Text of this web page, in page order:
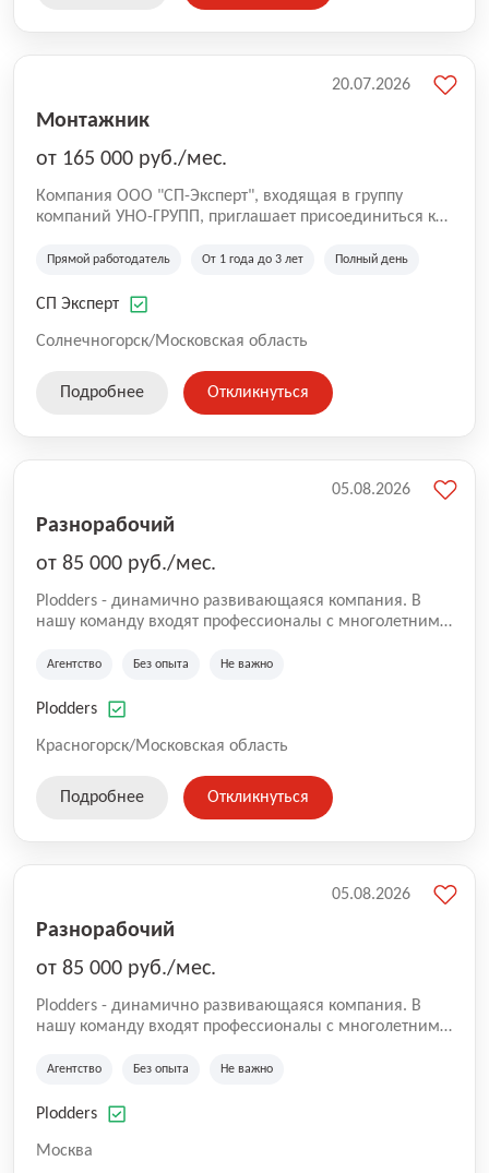
Монтажник
от 165 000 руб./мес.
Компания ООО "СП-Эксперт", входящая в группу
компаний УНО-ГРУПП, приглашает присоединиться к
работаем на рынке с 2005 года и оказываем комплекс
зданий из гибридных модульных блоков свободной
гибридно-модульного строительства.
Прямой работодатель От 1 года до 3 лет Полный день
СП Эксперт
Солнечногорск/Московская область
20.07.2026
Подробнее Откликнуться
Разнорабочий
от 85 000 руб./мес.
Plodders - динамично развивающаяся компания. В
нашу команду входят профессионалы с многолетним
на рынке аутсорсинга, а накопленный опыт позволяют
оказываемых услуг.
Агентство Без опыта Не важно
Plodders
Красногорск/Московская область
05.08.2026
Подробнее Откликнуться
Разнорабочий
от 85 000 руб./мес.
Plodders - динамично развивающаяся компания. В
нашу команду входят профессионалы с многолетним
на рынке аутсорсинга, а накопленный опыт позволяют
оказываемых услуг.
Агентство Без опыта Не важно
Plodders
Москва
05.08.2026